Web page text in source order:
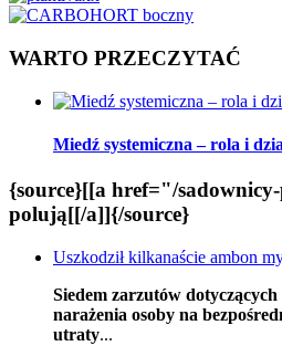
WARTO PRZECZYTAĆ
Miedź systemiczna – rola i
{source}[[a href="/
polują[[/a]]{/source}
Uszkodził kilkanaście ambon
Siedem zarzutów
narażenia osoby na
utraty...